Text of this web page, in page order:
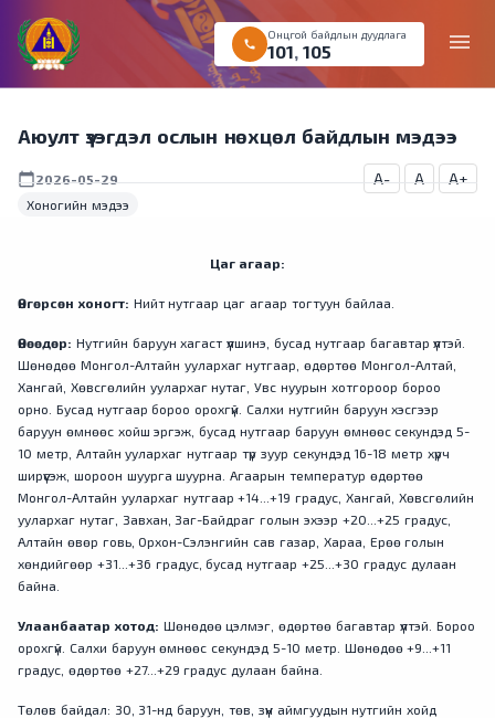
menu
call
Онцгой байдлын дуудлага
101 ,105
Аюулт үзэгдэл ослын нөхцөл байдлын мэдээ
calendar_today2026-05-29
Хоногийн мэдээ
A- A A+
Цаг агаар:
Өнгөрсөн хоногт: Нийт нутгаар цаг агаар тогтуун байлаа.
Өнөөдөр: Нутгийн баруун хагаст үүлшинэ, бусад нутгаар багавтар үүлтэй.
Шөнөдөө Монгол-Алтайн уулархаг нутгаар, өдөртөө Монгол-Алтай,
Хангай, Хөвсгөлийн уулархаг нутаг, Увс нуурын хотгороор бороо
орно. Бусад нутгаар бороо орохгүй. Салхи нутгийн баруун хэсгээр
баруун өмнөөс хойш эргэж, бусад нутгаар баруун өмнөөс секундэд 5-
10 метр, Алтайн уулархаг нутгаар түр зуур секундэд 16-18 метр хүрч
ширүүсэж, шороон шуурга шуурна. Агаарын температур өдөртөө
Монгол-Алтайн уулархаг нутгаар +14...+19 градус, Хангай, Хөвсгөлийн
уулархаг нутаг, Завхан, Заг-Байдраг голын эхээр +20...+25 градус,
Алтайн өвөр говь, Орхон-Сэлэнгийн сав газар, Хараа, Ерөө голын
хөндийгөөр +31...+36 градус, бусад нутгаар +25...+30 градус дулаан
байна.
Улаанбаатар хотод: Шөнөдөө цэлмэг, өдөртөө багавтар үүлтэй. Бороо
орохгүй. Салхи баруун өмнөөс секундэд 5-10 метр. Шөнөдөө +9...+11
градус, өдөртөө +27...+29 градус дулаан байна.
Төлөв байдал: 30, 31-нд баруун, төв, зүүн аймгуудын нутгийн хойд